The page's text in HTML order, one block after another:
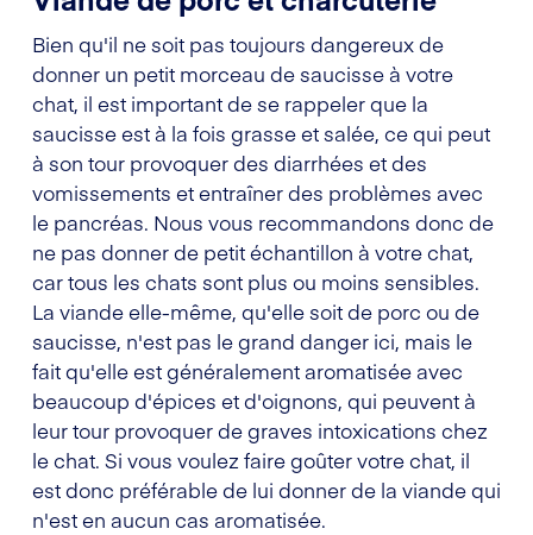
Bien qu'il ne soit pas toujours dangereux de
donner un petit morceau de saucisse à votre
chat, il est important de se rappeler que la
saucisse est à la fois grasse et salée, ce qui peut
à son tour provoquer des diarrhées et des
vomissements et entraîner des problèmes avec
le pancréas. Nous vous recommandons donc de
ne pas donner de petit échantillon à votre chat,
car tous les chats sont plus ou moins sensibles.
La viande elle-même, qu'elle soit de porc ou de
saucisse, n'est pas le grand danger ici, mais le
fait qu'elle est généralement aromatisée avec
beaucoup d'épices et d'oignons, qui peuvent à
leur tour provoquer de graves intoxications chez
le chat. Si vous voulez faire goûter votre chat, il
est donc préférable de lui donner de la viande qui
n'est en aucun cas aromatisée.